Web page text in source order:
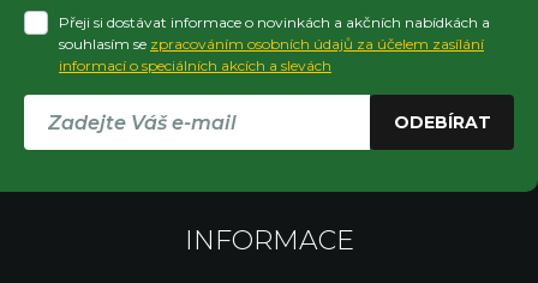
Přeji si dostávat informace o novinkách a akčních nabídkách a
souhlasím se zpracováním osobních údajů za účelem zasílání
informací o speciálních akcích a slevách
ODEBÍRAT
INFORMACE